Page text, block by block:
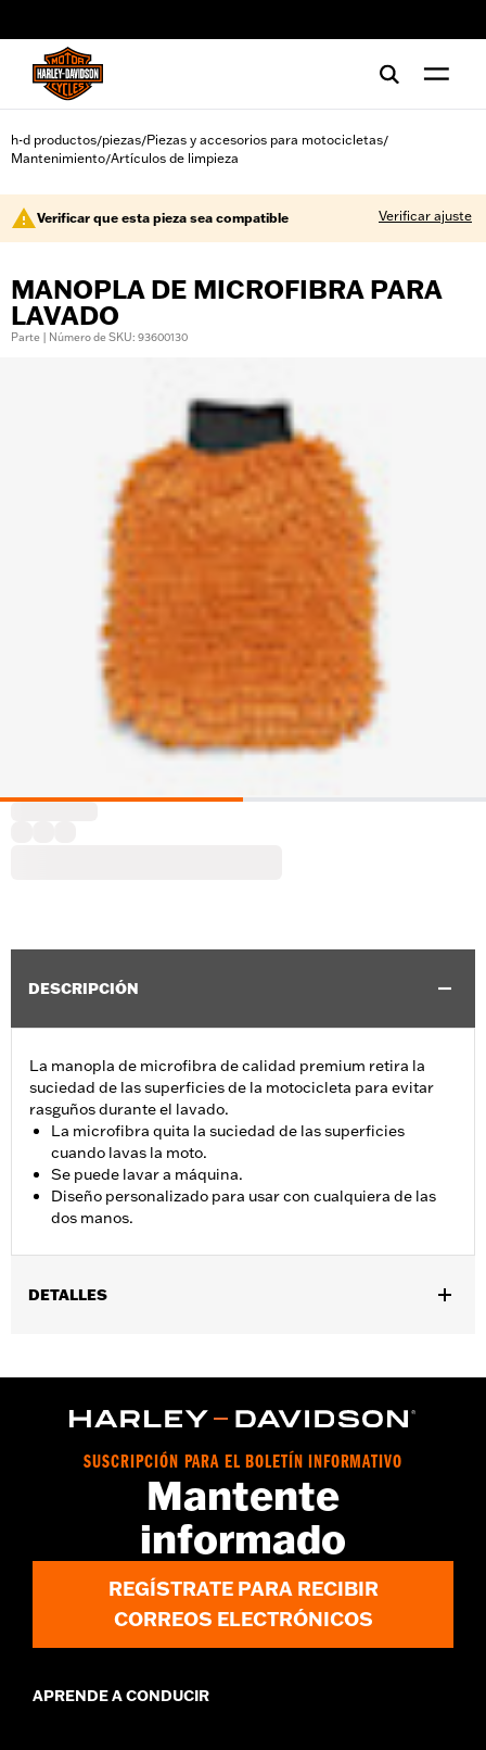
h-d productos/piezas/Piezas y accesorios para motocicletas/
Mantenimiento/Artículos de limpieza
Verificar que esta pieza sea compatible Verificar ajuste
MANOPLA DE MICROFIBRA PARA
LAVADO
Parte | Número de SKU: 93600130
DESCRIPCIÓN
La manopla de microfibra de calidad premium retira la
suciedad de las superficies de la motocicleta para evitar
rasguños durante el lavado.
La microfibra quita la suciedad de las superficies
cuando lavas la moto.
Se puede lavar a máquina.
Diseño personalizado para usar con cualquiera de las
dos manos.
DETALLES
SUSCRIPCIÓN PARA EL BOLETÍN INFORMATIVO
Mantente
informado
REGÍSTRATE PARA RECIBIR
CORREOS ELECTRÓNICOS
APRENDE A CONDUCIR